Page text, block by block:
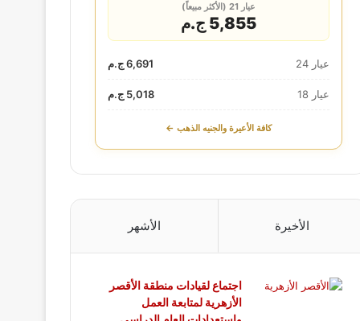
عيار 21 (الأكثر مبيعاً)
5,855 ج.م
عيار 24 6,691 ج.م
عيار 18 5,018 ج.م
كافة الأعيرة والجنيه الذهب ←
الأخيرة الأشهر
اجتماع لقيادات منطقة الأقصر
الأزهرية لمتابعة العمل